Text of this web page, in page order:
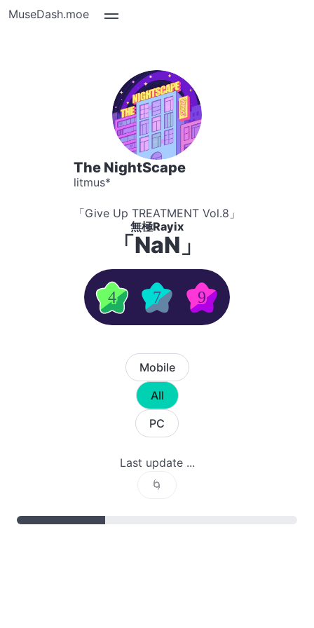
MuseDash.moe
The NightScape
litmus*
「Give Up TREATMENT Vol.8」
無極Rayix
「NaN」
4 7 9
Mobile
All
PC
Last update ...
🌀